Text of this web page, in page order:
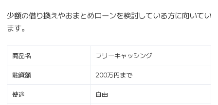
少額の借り換えやおまとめローンを検討している方に向いてい
ます。
商品名 フリーキャッシング
融資額 200万円まで
使途 自由